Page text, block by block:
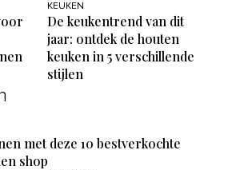
KEUKEN
De keukentrend van dit
jaar: ontdek de houten
keuken in 5 verschillende
stijlen
met deze 10 bestverkochte
shop